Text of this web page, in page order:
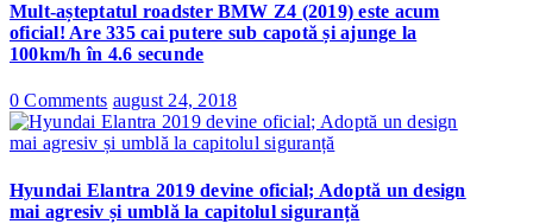
Mult-așteptatul roadster BMW Z4 (2019) este acum
oficial! Are 335 cai putere sub capotă și ajunge la
100km/h în 4.6 secunde
0 Comments august 24, 2018
Hyundai Elantra 2019 devine oficial; Adoptă un design
mai agresiv și umblă la capitolul siguranță